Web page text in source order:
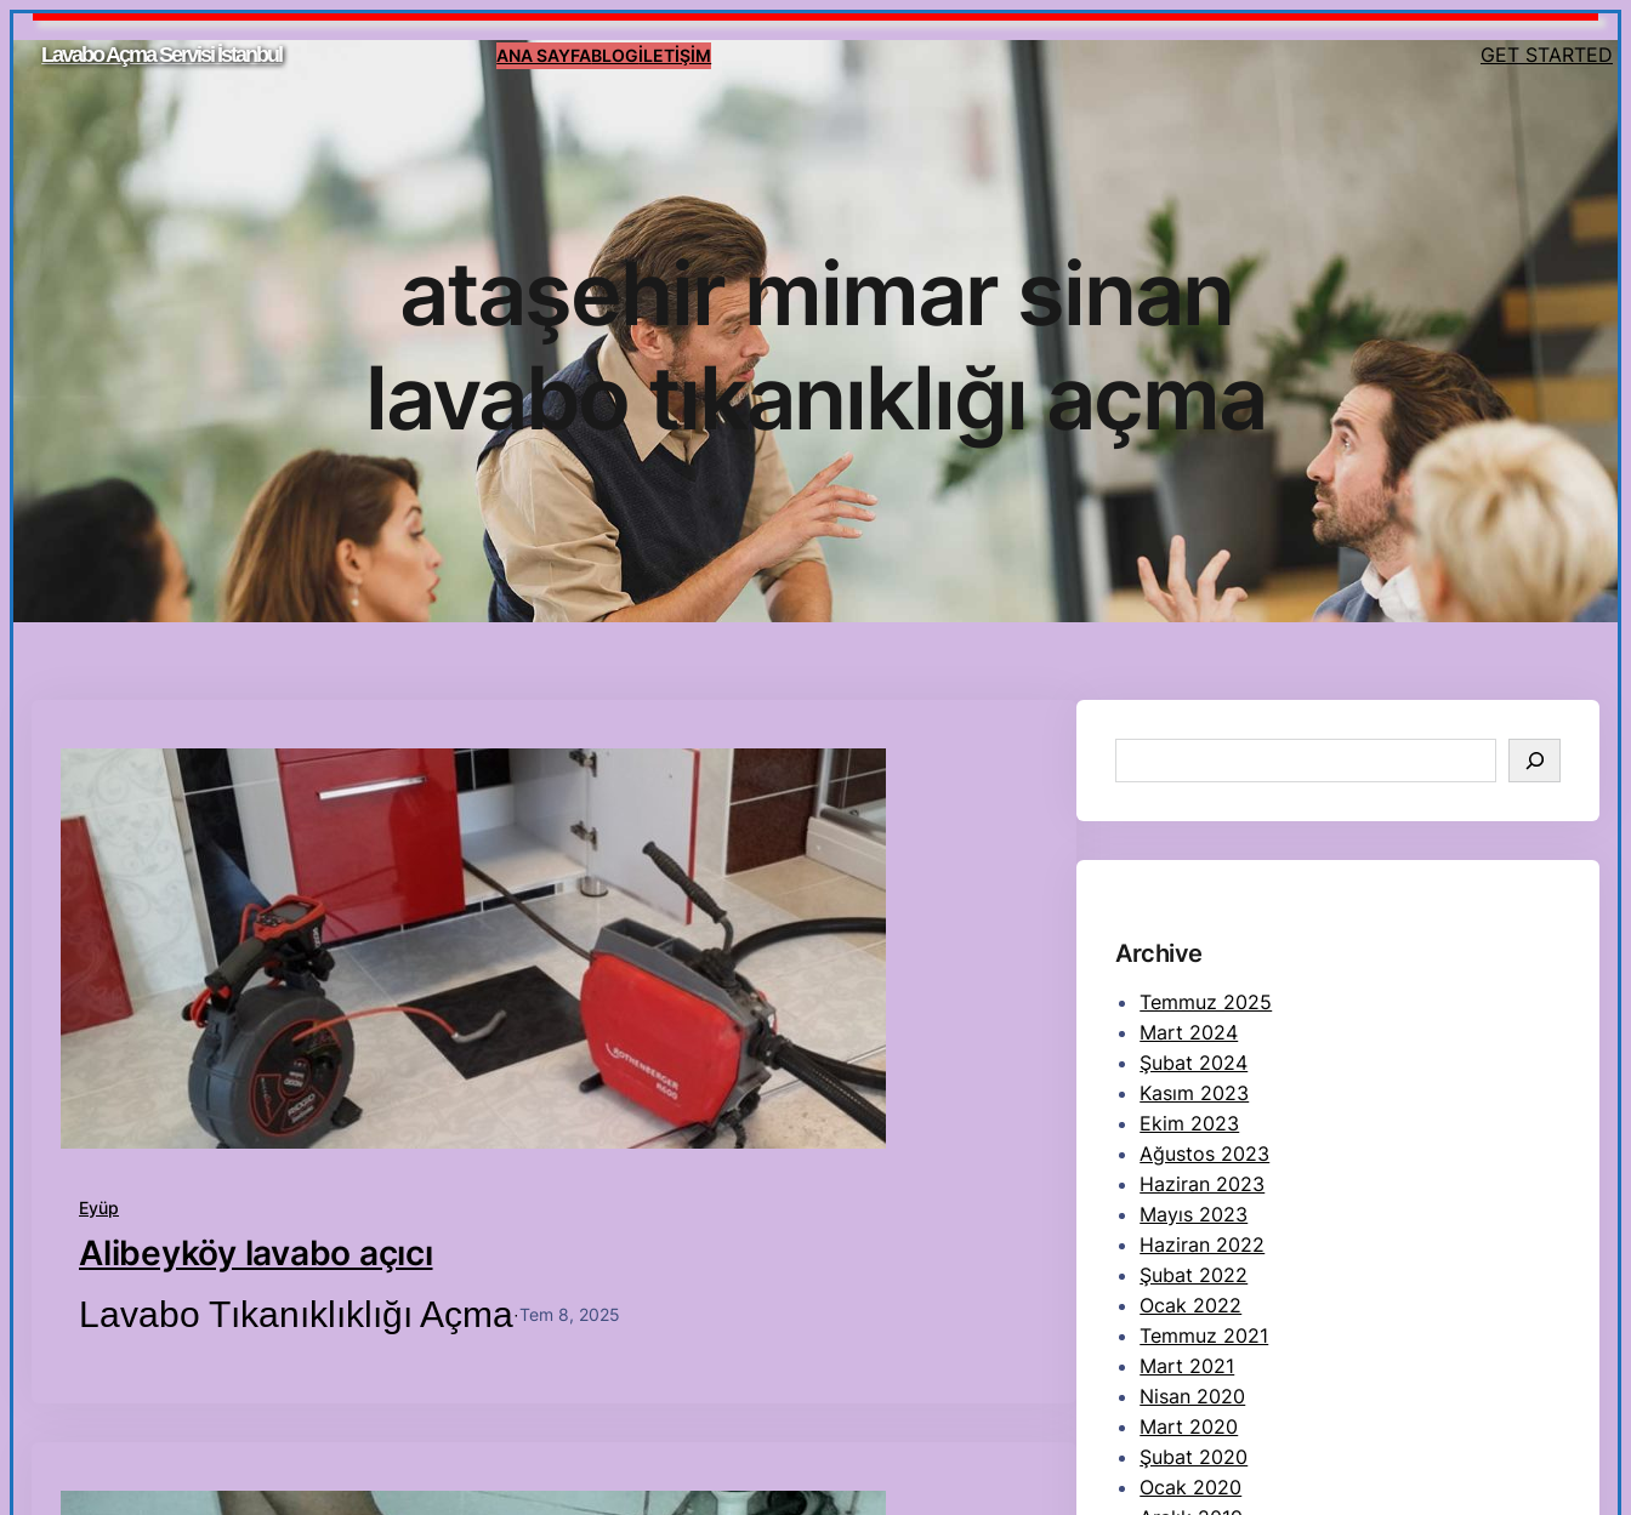
İçeriğe
geçLavabo Açma Servisi İstanbul ANA SAYFABLOGİLETİŞİM GET STARTED
ataşehir mimar sinan
lavabo tıkanıklığı açma
Eyüp
Alibeyköy lavabo açıcı
Lavabo Tıkanıklıklığı Açma·Tem 8, 2025
e
Archive
Temmuz 2025
Mart 2024
Şubat 2024
Kasım 2023
Ekim 2023
Ağustos 2023
Haziran 2023
Mayıs 2023
Haziran 2022
Şubat 2022
Ocak 2022
Temmuz 2021
Mart 2021
Nisan 2020
Mart 2020
Şubat 2020
Ocak 2020